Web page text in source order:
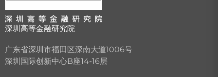
深圳高等金融研究院
广东省深圳市福田区深南大道1006号
深圳国际创新中心B座14-16层